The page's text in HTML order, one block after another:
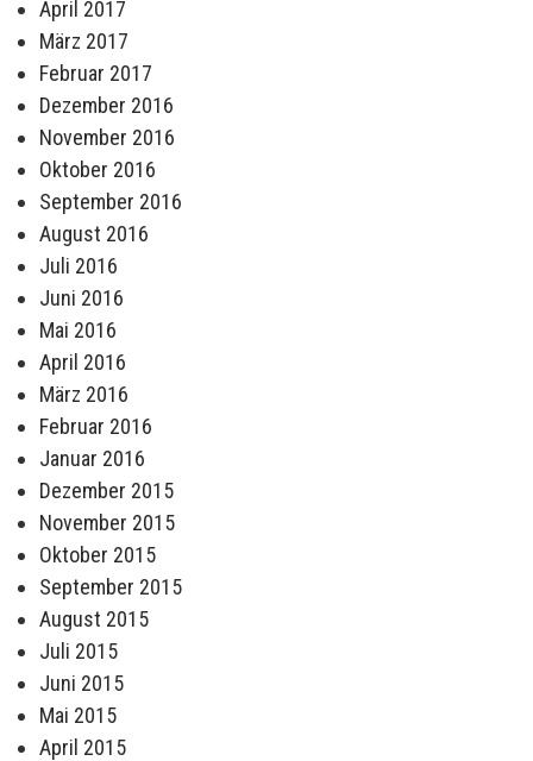
April 2017
März 2017
Februar 2017
Dezember 2016
November 2016
Oktober 2016
September 2016
August 2016
Juli 2016
Juni 2016
Mai 2016
April 2016
März 2016
Februar 2016
Januar 2016
Dezember 2015
November 2015
Oktober 2015
September 2015
August 2015
Juli 2015
Juni 2015
Mai 2015
April 2015